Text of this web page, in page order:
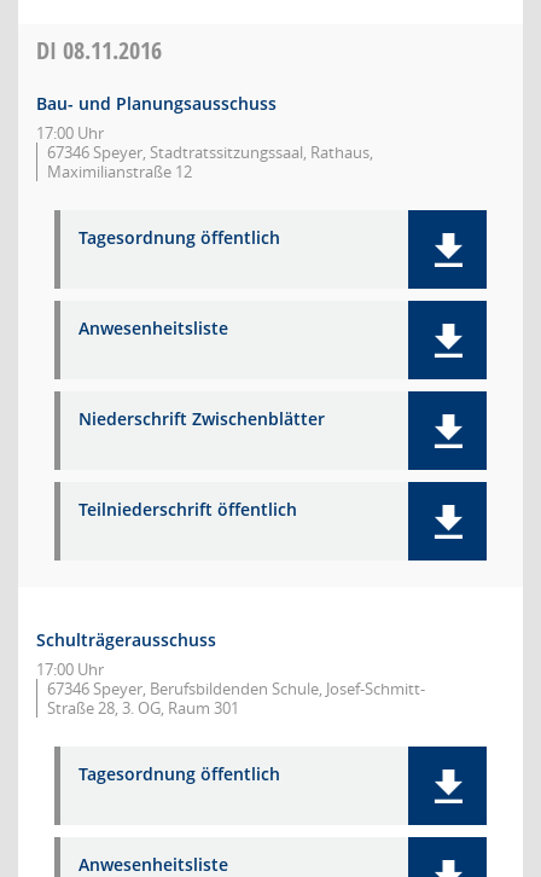
DI 08.11.2016
Bau- und Planungsausschuss
17:00 Uhr
67346 Speyer, Stadtratssitzungssaal, Rathaus,
Maximilianstraße 12
Tagesordnung öffentlich
Anwesenheitsliste
Niederschrift Zwischenblätter
Teilniederschrift öffentlich
Schulträgerausschuss
17:00 Uhr
67346 Speyer, Berufsbildenden Schule, Josef-Schmitt-
Straße 28, 3. OG, Raum 301
Tagesordnung öffentlich
Anwesenheitsliste